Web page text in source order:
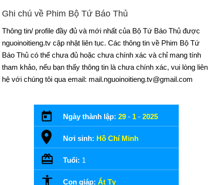
Ghi chú về Phim Bộ Tứ Báo Thủ
Thông tin/ profile đầy đủ và mới nhất của Bộ Tứ Báo Thủ được
nguoinoitieng.tv cập nhật liên tục. Các thông tin về Phim Bộ Tứ
Báo Thủ có thể chưa đủ hoặc chưa chính xác và chỉ mang tính
tham khảo, nếu bạn thấy thông tin là chưa chính xác, vui lòng liên
hệ với chúng tôi qua email: mail.nguoinoitieng.tv@gmail.com
Ngày thành lập: 29 - 1 - 2025
Nơi sinh: Hồ Chí Minh
Tuổi: 1
Con giáp: Ất Tỵ